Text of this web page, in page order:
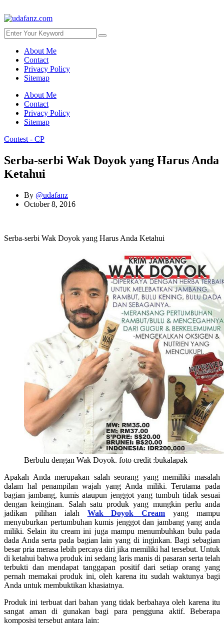
About Me
Contact
Privacy Policy
Sitemap
About Me
Contact
Privacy Policy
Sitemap
Contest - CP
Serba-serbi Wak Doyok yang Harus Anda
Ketahui
By @udafanz
October 8, 2016
Serba-serbi Wak Doyok yang Harus Anda Ketahui
Berbulu dengan Wak Doyok. foto credit :bukalapak
Apakah Anda merupakan salah seorang yang memiliki masalah
dalam hal penampilan wajah yang Anda miliki. Terutama pada
bagian jambang, kumis ataupun jenggot yang tumbuh tidak sesuai
dengan keinginan. Salah satu produk yang mungkin perlu anda
jadikan pilihan ialah Wak Doyok Cream yang mampu
menyuburkan pertumbuhan kumis jenggot dan jambang yang anda
miliki. Selain itu cream ini juga mampu menumbuhkan bulu pada
dada Anda serta pada bagian lain yang di inginkan. Bagi sebagian
besar pria merasa lebih percaya diri jika memiliki hal tersebut. Untuk
di ketahui bahwa produk ini sedang laris manis di pasaran serta telah
terbukti dan mendapat tanggapan positif dari setiap orang yang
pernah memakai produk ini, oleh karena itu sudah waktunya bagi
Anda untuk membuktikan khasiatnya.
Produk ini terbuat dari bahan yang tidak berbahaya oleh karena itu
sangat aman di gunakan bagi para pengguna aktif. Beberapa
komposisi tersebut antara lain: